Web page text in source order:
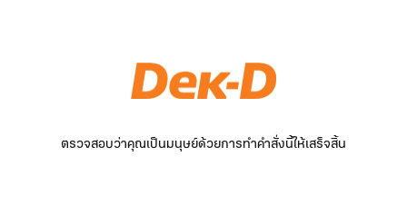
ตรวจสอบว่าคุณเป็นมนุษย์ด้วยการทำคำสั่งนี้ให้เสร็จสิ้น